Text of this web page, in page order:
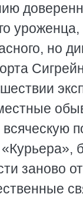
уроженца,
но
всяческую
заново